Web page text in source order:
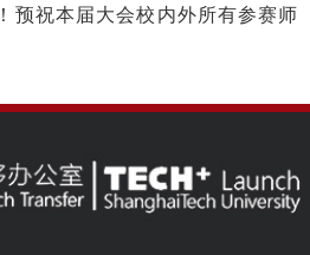
预祝本届大会校内外所有参赛师